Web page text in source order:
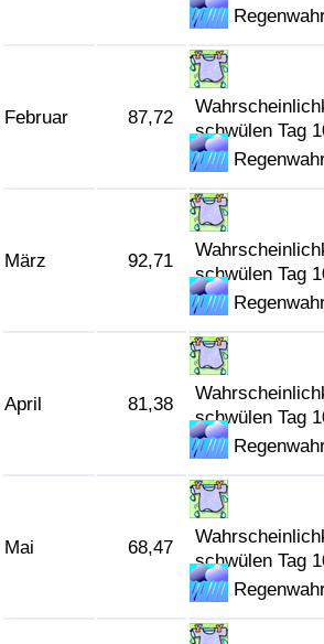
Februar 87,72
schwülen Tag
März 92,71
schwülen Tag
April 81,38
schwülen Tag
Mai 68,47
schwülen Tag
Umweltverschmutzungs-Index
Verschmutzungsindex
Umweltverschmutzungs-Index nach
Verkehrs-Index (aktuell)
Verkehrs-Index nach Land